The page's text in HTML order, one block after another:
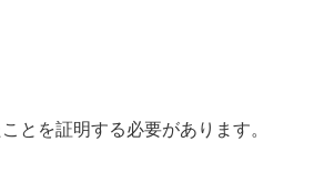
とを証明する必要があります。